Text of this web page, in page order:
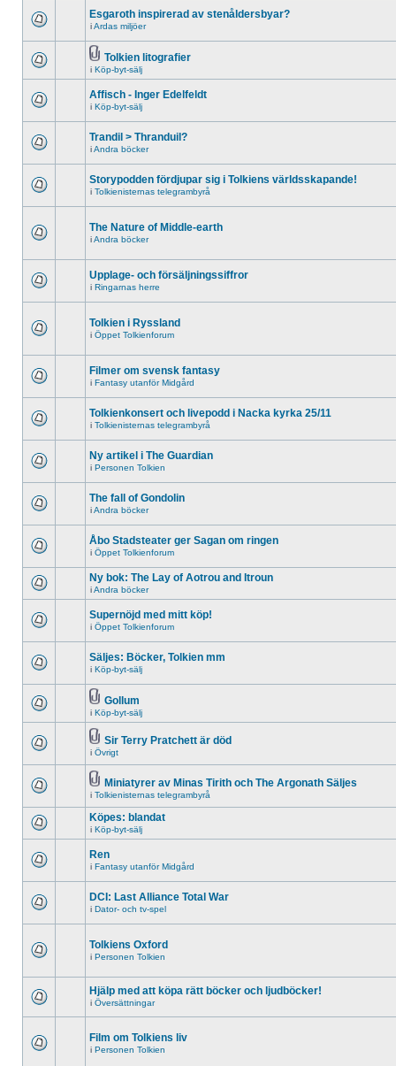
Esgaroth inspirerad av stenåldersbyar?
iArdas miljöer
Tolkien litografier
i Köp-byt-sälj
Affisch - Inger Edelfeldt
i Köp-byt-sälj
Trandil > Thranduil?
iAndra böcker
Storypodden fördjupar sig i Tolkiens världsskapande!
i Tolkienisternas telegrambyrå
The Nature of Middle-earth
iAndra böcker
Upplage- och försäljningssiffror
i Ringarnas herre
Tolkien i Ryssland
i Öppet Tolkienforum
Filmer om svensk fantasy
i Fantasy utanför Midgård
Tolkienkonsert och livepodd i Nacka kyrka 25/11
i Tolkienisternas telegrambyrå
Ny artikel i The Guardian
i Personen Tolkien
The fall of Gondolin
iAndra böcker
Åbo Stadsteater ger Sagan om ringen
i Öppet Tolkienforum
Ny bok: The Lay of Aotrou and Itroun
iAndra böcker
Supernöjd med mitt köp!
i Öppet Tolkienforum
Säljes: Böcker, Tolkien mm
i Köp-byt-sälj
Gollum
i Köp-byt-sälj
Sir Terry Pratchett är död
i Övrigt
Miniatyrer av Minas Tirith och The Argonath Säljes
i Tolkienisternas telegrambyrå
Köpes: blandat
i Köp-byt-sälj
Ren
i Fantasy utanför Midgård
DCI: Last Alliance Total War
i Dator- och tv-spel
Tolkiens Oxford
i Personen Tolkien
Hjälp med att köpa rätt böcker och ljudböcker!
i Översättningar
Film om Tolkiens liv
i Personen Tolkien